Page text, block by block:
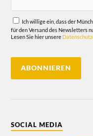
Ich willige ein, dass der
für den Versand des Newsletters
Lesen Sie hier unsere
SOCIAL MEDIA